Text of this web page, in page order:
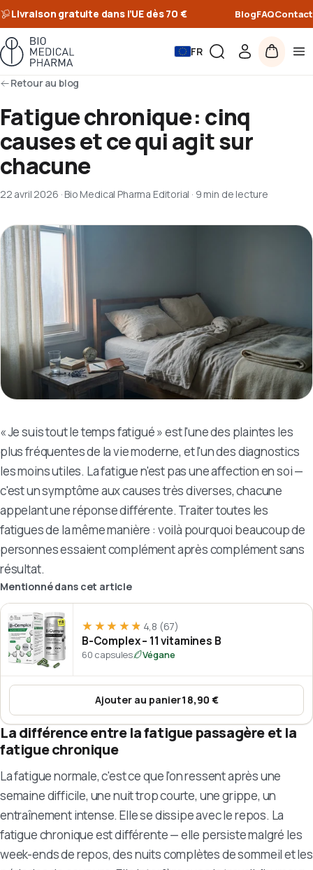
Livraison gratuite dans l’UE dès 70 € BlogFAQContact
FR
Retour au blog
Fatigue chronique : cinq
causes et ce qui agit sur
chacune
22 avril 2026 · Bio Medical Pharma Editorial · 9 min de lecture
« Je suis tout le temps fatigué » est l'une des plaintes les
plus fréquentes de la vie moderne, et l'un des diagnostics
les moins utiles. La fatigue n'est pas une affection en soi —
c'est un symptôme aux causes très diverses, chacune
appelant une réponse différente. Traiter toutes les
fatigues de la même manière : voilà pourquoi beaucoup de
personnes essaient complément après complément sans
résultat.
Mentionné dans cet article
★★★★★
★★★★★ 4,8 (67)
B-Complex – 11 vitamines B
60 capsules Végane
Ajouter au panier18,90 €
:B-Complex – 11 vitamines B
La différence entre la fatigue passagère et la
fatigue chronique
La fatigue normale, c'est ce que l'on ressent après une
semaine difficile, une nuit trop courte, une grippe, un
entraînement intense. Elle se dissipe avec le repos. La
fatigue chronique est différente — elle persiste malgré les
week-ends de repos, des nuits complètes de sommeil et les